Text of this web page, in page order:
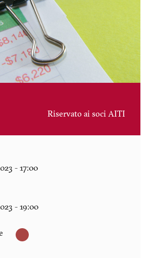
Riservato ai soci AITI
- 17:00
- 19:00